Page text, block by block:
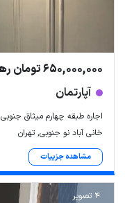
650,000,000 تومان رهن
آپارتمان
اجاره طبقه چهارم میثاق جنوبی ۲خوابه
خانی آباد نو جنوبی, تهران
مشاهده جزییات
4 تصویر